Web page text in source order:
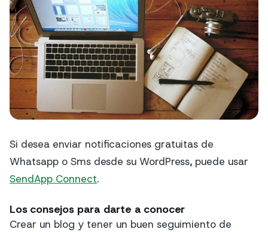
Si desea enviar notificaciones gratuitas de
Whatsapp o Sms desde su WordPress, puede usar
SendApp Connect.
Los consejos para darte a conocer
Crear un blog y tener un buen seguimiento de